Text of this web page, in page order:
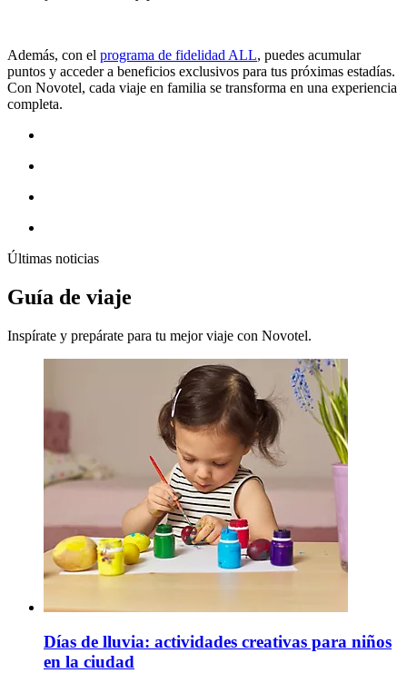
Además, con el programa de fidelidad ALL, puedes acumular
puntos y acceder a beneficios exclusivos para tus próximas estadías.
Con Novotel, cada viaje en familia se transforma en una experiencia
completa.
Últimas noticias
Guía de viaje
Inspírate y prepárate para tu mejor viaje con Novotel.
Días de lluvia: actividades creativas para niños
en la ciudad